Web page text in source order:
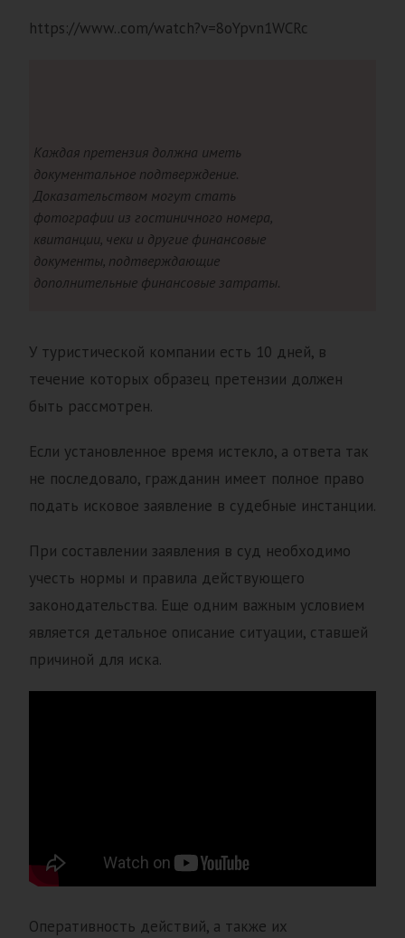
https://www..com/watch?v=8oYpvn1WCRc
Каждая претензия должна иметь
документальное подтверждение.
Доказательством могут стать
фотографии из гостиничного номера,
квитанции, чеки и другие финансовые
документы, подтверждающие
дополнительные финансовые затраты.
У туристической компании есть 10 дней, в
течение которых образец претензии должен
быть рассмотрен.
Если установленное время истекло, а ответа так
не последовало, гражданин имеет полное право
подать исковое заявление в судебные инстанции.
При составлении заявления в суд необходимо
учесть нормы и правила действующего
законодательства. Еще одним важным условием
является детальное описание ситуации, ставшей
причиной для иска.
Оперативность действий, а также их